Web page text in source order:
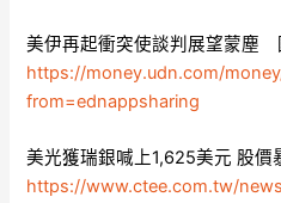
美伊再起衝突使談判展望蒙塵
https://money.udn.com/
from=ednappsharing
美光獲瑞銀喊上1,625美元 股價
https://www.ctee.com.tw/